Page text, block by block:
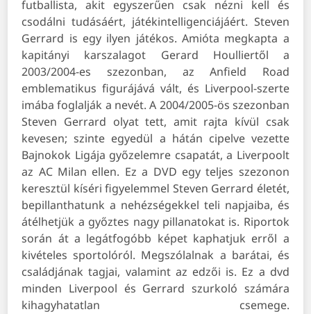
futballista, akit egyszerűen csak nézni kell és
csodálni tudásáért, játékintelligenciájáért. Steven
Gerrard is egy ilyen játékos. Amióta megkapta a
kapitányi karszalagot Gerard Houlliertől a
2003/2004-es szezonban, az Anfield Road
emblematikus figurájává vált, és Liverpool-szerte
imába foglalják a nevét. A 2004/2005-ös szezonban
Steven Gerrard olyat tett, amit rajta kívül csak
kevesen; szinte egyedül a hátán cipelve vezette
Bajnokok Ligája győzelemre csapatát, a Liverpoolt
az AC Milan ellen. Ez a DVD egy teljes szezonon
keresztül kíséri figyelemmel Steven Gerrard életét,
bepillanthatunk a nehézségekkel teli napjaiba, és
átélhetjük a győztes nagy pillanatokat is. Riportok
során át a legátfogóbb képet kaphatjuk erről a
kivételes sportolóról. Megszólalnak a barátai, és
családjának tagjai, valamint az edzői is. Ez a dvd
minden Liverpool és Gerrard szurkoló számára
kihagyhatatlan csemege.